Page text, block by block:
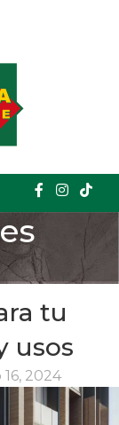
tu
usos
2024